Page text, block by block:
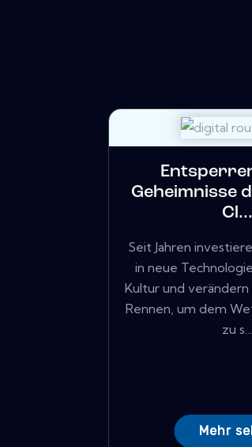
Geheimnisse
Cl...
Seit Jahren
in neue
Kultur und
Rennen, um dem
zu s...
Mehr